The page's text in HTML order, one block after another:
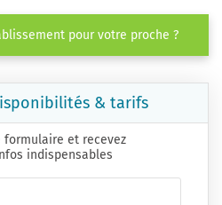
pour votre proche ?
& tarifs
formulaire et recevez
indispensables